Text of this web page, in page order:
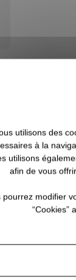
utilisons des
à la
utilisons
afin de vous
pourrez modifier
“Cookies”